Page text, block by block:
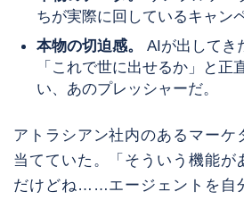
ちが実際に回しているキャン
本物の切迫感。AIが出してき
「これで世に出せるか」と正
い、あのプレッシャーだ。
アトラシアン社内のあるマーケ
当てていた。「そういう機能が
だけどね……エージェントを自